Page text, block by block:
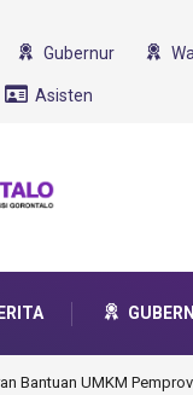
Gubernur
Asisten
Ikut Dukung Program